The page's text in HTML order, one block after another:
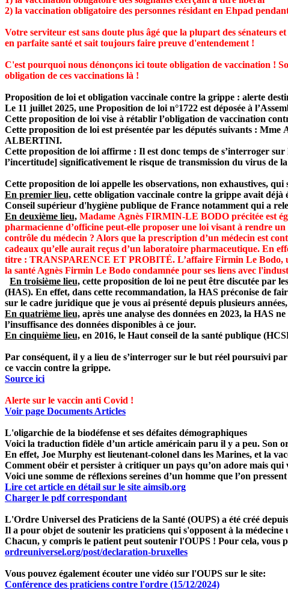
2) la vaccination obligatoire des personnes résidant en Ehpad
Votre serviteur est sans doute plus âgé que la plupart des sénateurs
en parfaite santé et sait toujours faire preuve d'entendement !
C'est pourquoi nous dénonçons ici toute obligation de vaccination !
obligation de ces vaccinations là !
Proposition de loi et obligation vaccinale contre la grippe : alerte
Le 11 juillet 2025, une Proposition de loi n°1722 est déposée à
Cette proposition de loi vise à rétablir l’obligation de vaccination
Cette proposition de loi est présentée par les députés suivants :
ALBERTINI.
Cette proposition de loi affirme : Il est donc temps de s’interroger
l’incertitude] significativement le risque de transmission du virus de
Cette proposition de loi appelle les observations, non exhaustives, qui
En premier lieu, cette obligation vaccinale contre la grippe avait déjà
Conseil supérieur d'hygiène publique de France notamment qui a
En deuxième lieu, Madame Agnès FIRMIN-LE BODO précitée est
pharmacienne d’officine peut-elle proposer une loi visant à rendre
contrôle du médecin ? Alors que la prescription d’un médecin est
cadeaux qu’elle aurait reçus d’un laboratoire pharmaceutique. En
titre : TRANSPARENCE ET PROBITÉ. L’affaire Firmin Le Bodo,
la santé Agnès Firmin Le Bodo condamnée pour ses liens avec
En troisième lieu, cette proposition de loi ne peut être discutée par
(HAS). En effet, dans cette recommandation, la HAS préconise de
sur le cadre juridique que je vous ai présenté depuis plusieurs
En quatrième lieu, après une analyse des données en 2023, la HAS
l’insuffisance des données disponibles à ce jour.
En cinquième lieu, en 2016, le Haut conseil de la santé publique
Par conséquent, il y a lieu de s’interroger sur le but réel poursuivi
ce vaccin contre la grippe.
Source ici
Alerte sur le vaccin anti Covid !
Voir page Documents Articles
L'oligarchie de la biodéfense et ses défaites démographiques
Voici la traduction fidèle d’un article américain paru il y a peu. Son
En effet, Joe Murphy est lieutenant-colonel dans les Marines, et la
Comment obéir et persister à critiquer un pays qu’on adore mais qui
Voici une somme de réflexions sereines d’un homme que l’on
Lire cet article en détail sur le site aimsib.org
Charger le pdf correspondant
L'Ordre Universel des Praticiens de la Santé (OUPS) a été créé
Il a pour objet de soutenir les praticiens qui s'opposent à la
Chacun, y compris le patient peut soutenir l'OUPS ! Pour cela, vous
ordreuniversel.org/post/declaration-bruxelles
Vous pouvez également écouter une vidéo sur l'OUPS sur le site:
Conférence des praticiens contre l'ordre (15/12/2024)